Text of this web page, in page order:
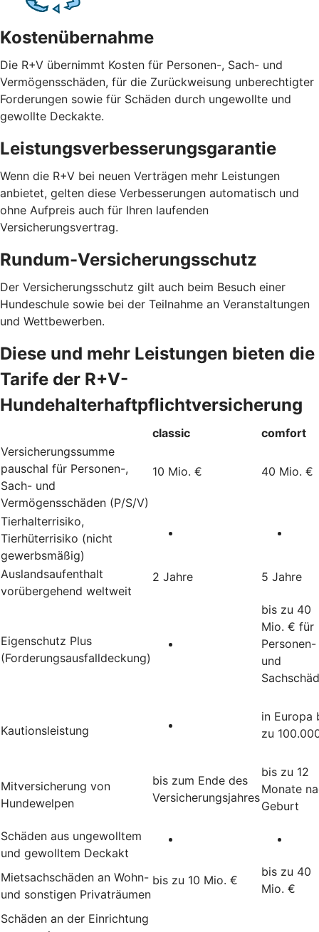
Kostenübernahme
Die R+V übernimmt Kosten für Personen-, Sach- und
Vermögensschäden, für die Zurückweisung unberechtigter
Forderungen sowie für Schäden durch ungewollte und
gewollte Deckakte.
Leistungsverbesserungsgarantie
Wenn die R+V bei neuen Verträgen mehr Leistungen
anbietet, gelten diese Verbesserungen automatisch und
ohne Aufpreis auch für Ihren laufenden
Versicherungsvertrag.
Rundum-Versicherungsschutz
Der Versicherungsschutz gilt auch beim Besuch einer
Hundeschule sowie bei der Teilnahme an Veranstaltungen
und Wettbewerben.
Diese und mehr Leistungen bieten die
Tarife der R+V-
Hundehalterhaftpflichtversicherung
classic
comfort
Versicherungssumme
pauschal für Personen-,
Sach- und
Vermögensschäden (P/S/V)
10 Mio. € 40 Mio. €
Tierhalterrisiko,
Tierhüterrisiko (nicht
gewerbsmäßig)
Auslandsaufenthalt
vorübergehend weltweit
2 Jahre 5 Jahre
Eigenschutz Plus
(Forderungsausfalldeckung)
bis zu 40
Mio. € für
Personen-
und
Kautionsleistung
in Europa
zu
Mitversicherung von
Hundewelpen
bis zum Ende des
Versicherungsjahres
bis zu 12
Monate
Geburt
Schäden aus ungewolltem
und gewolltem Deckakt
Mietsachschäden an Wohn-
und sonstigen Privaträumen
bis zu 10 Mio. €
bis zu 40
Mio. €
Schäden an der Einrichtung